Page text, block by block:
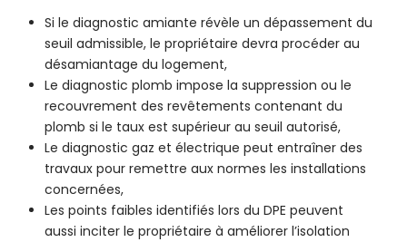
Si le diagnostic amiante révèle un dépassement du
seuil admissible, le propriétaire devra procéder au
désamiantage du logement,
Le diagnostic plomb impose la suppression ou le
recouvrement des revêtements contenant du
plomb si le taux est supérieur au seuil autorisé,
Le diagnostic gaz et électrique peut entraîner des
travaux pour remettre aux normes les installations
concernées,
Les points faibles identifiés lors du DPE peuvent
aussi inciter le propriétaire à améliorer l’isolation